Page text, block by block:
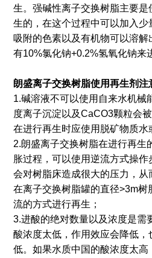
生。强碱性离子交换树脂主要
生的，在这个过程中可以加入
吸附的色素以及有机物可以溶
有10%氯化钠+0.2%氢氧化钠来
朗盛离子交换树脂使用再生剂注
1.碱溶液不可以使用自来水机械
度离子沉淀以及CaCO3颗粒会
在进行再生时应使用脱矿物质水
2.朗盛离子交换树脂在进行再生
胀过程，可以使用逆流方式操
会对树脂床造成很大的压力，
在离子交换树脂罐的直径>3m树
流的方式进行再生；
3.进酸的绝对数量以及浓度是需
酸浓度太低，作用效应会降低
低。如果水质中国的酸浓度太高